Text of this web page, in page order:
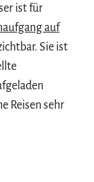
ist für
auf
Sie ist
Reisen sehr